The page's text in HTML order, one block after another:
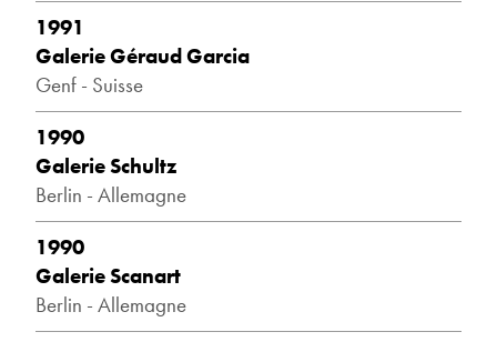
1991
Galerie Géraud Garcia
Genf - Suisse
1990
Galerie Schultz
Berlin - Allemagne
1990
Galerie Scanart
Berlin - Allemagne